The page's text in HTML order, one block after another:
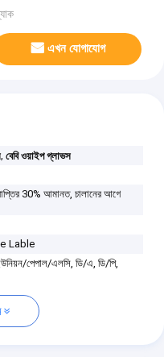
এখন যোগাযোগ
,বেবি ওয়াইপ গ্লাভস
30% আমানত, চালানের আগে
Lable
পেপাল/এলসি, ডি/এ, ডি/পি,